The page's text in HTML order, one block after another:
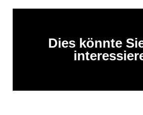
Dies könnte